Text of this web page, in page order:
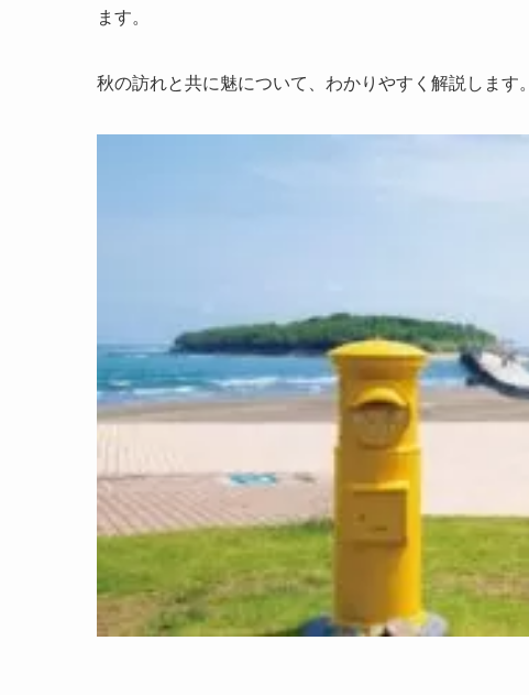
ます。
秋の訪れと共に魅について、わかりやすく解説します。